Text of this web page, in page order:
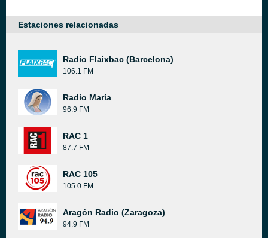
Estaciones relacionadas
Radio Flaixbac (Barcelona)
106.1 FM
Radio María
96.9 FM
RAC 1
87.7 FM
RAC 105
105.0 FM
Aragón Radio (Zaragoza)
94.9 FM